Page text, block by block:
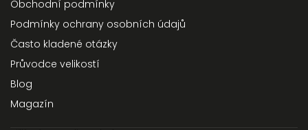
Obchodní podmínky
Podmínky ochrany osobních údajů
Často kladené otázky
Průvodce velikostí
Blog
Magazín